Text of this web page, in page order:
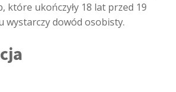
które ukończyły 18 lat przed 19
wystarczy dowód osobisty.